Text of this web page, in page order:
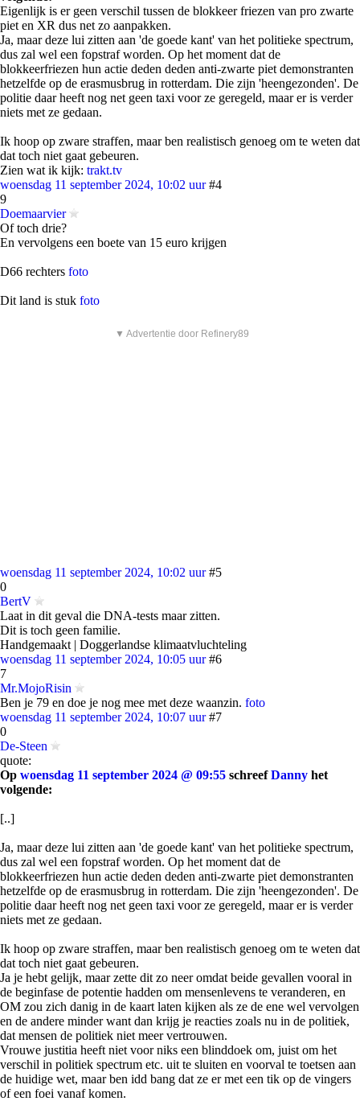
Eigenlijk is er geen verschil tussen de blokkeer friezen van pro zwarte
piet en XR dus net zo aanpakken.
Ja, maar deze lui zitten aan 'de goede kant' van het politieke spectrum,
dus zal wel een fopstraf worden. Op het moment dat de
blokkeerfriezen hun actie deden deden anti-zwarte piet demonstranten
hetzelfde op de erasmusbrug in rotterdam. Die zijn 'heengezonden'. De
politie daar heeft nog net geen taxi voor ze geregeld, maar er is verder
niets met ze gedaan.
Ik hoop op zware straffen, maar ben realistisch genoeg om te weten dat
dat toch niet gaat gebeuren.
Zien wat ik kijk: trakt.tv
woensdag 11 september 2024, 10:02 uur #4
9
Doemaarvier
Of toch drie?
En vervolgens een boete van 15 euro krijgen
D66 rechters foto
Dit land is stuk foto
▼ Advertentie door Refinery89
woensdag 11 september 2024, 10:02 uur #5
0
BertV
Laat in dit geval die DNA-tests maar zitten.
Dit is toch geen familie.
Handgemaakt | Doggerlandse klimaatvluchteling
woensdag 11 september 2024, 10:05 uur #6
7
Mr.MojoRisin
Ben je 79 en doe je nog mee met deze waanzin. foto
woensdag 11 september 2024, 10:07 uur #7
0
De-Steen
quote:
Op woensdag 11 september 2024 @ 09:55 schreefDanny het
volgende:
[..]
Ja, maar deze lui zitten aan 'de goede kant' van het politieke spectrum,
dus zal wel een fopstraf worden. Op het moment dat de
blokkeerfriezen hun actie deden deden anti-zwarte piet demonstranten
hetzelfde op de erasmusbrug in rotterdam. Die zijn 'heengezonden'. De
politie daar heeft nog net geen taxi voor ze geregeld, maar er is verder
niets met ze gedaan.
Ik hoop op zware straffen, maar ben realistisch genoeg om te weten dat
dat toch niet gaat gebeuren.
Ja je hebt gelijk, maar zette dit zo neer omdat beide gevallen vooral in
de beginfase de potentie hadden om mensenlevens te veranderen, en
OM zou zich danig in de kaart laten kijken als ze de ene wel vervolgen
en de andere minder want dan krijg je reacties zoals nu in de politiek,
dat mensen de politiek niet meer vertrouwen.
Vrouwe justitia heeft niet voor niks een blinddoek om, juist om het
verschil in politiek spectrum etc. uit te sluiten en voorval te toetsen aan
de huidige wet, maar ben idd bang dat ze er met een tik op de vingers
of een foei vanaf komen.